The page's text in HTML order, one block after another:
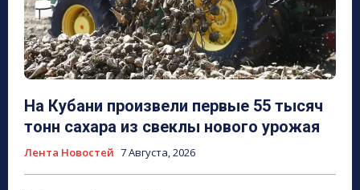
На Кубани произвели первые 55 тысяч
тонн сахара из свеклы нового урожая
Лента Новостей 7 Августа, 2026